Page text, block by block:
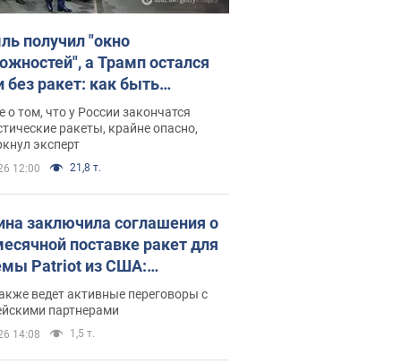
получил "окно
а Трамп остался
без ракет: как быть
Интервью с Мельником
о том, что у России закончатся
ракеты, крайне опасно,
эксперт
12:00 21,8 т.
заключила соглашения о
поставке ракет для
Patriot из США:
раскрыл подробности
ведет активные переговоры с
партнерами
14:08 1,5 т.